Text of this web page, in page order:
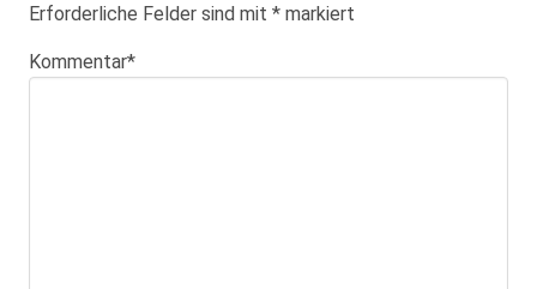
Erforderliche Felder sind mit * markiert
Kommentar*